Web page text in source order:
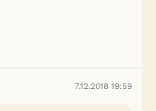
7.12.2018 19:59